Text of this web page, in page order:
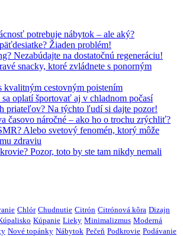
potrebuje nábytok – ale aký?
Žiaden problém!
Nezabúdajte na dostatočnú regeneráciu!
snacky, ktoré zvládnete s ponorným
kvalitným cestovným poistením
oplatí športovať aj v chladnom počasí
priateľov? Na týchto ľudí si dajte pozor!
časovo náročné – ako ho o trochu zrýchliť?
Alebo svetový fenomén, ktorý môže
zdraviu
Pozor, toto by ste tam nikdy nemali
Chlór Chudnutie Citrón Citrónová kôra Dizajn
Kúpanie Lieky Minimalizmus Moderná
Nové topánky Nábytok Pečeň Podkrovie Podávanie